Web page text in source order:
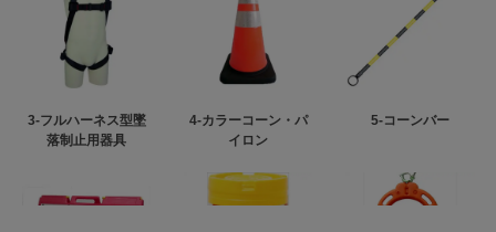
3-フルハーネス型墜
落制止用器具
4-カラーコーン・パ
イロン
5-コーンバー